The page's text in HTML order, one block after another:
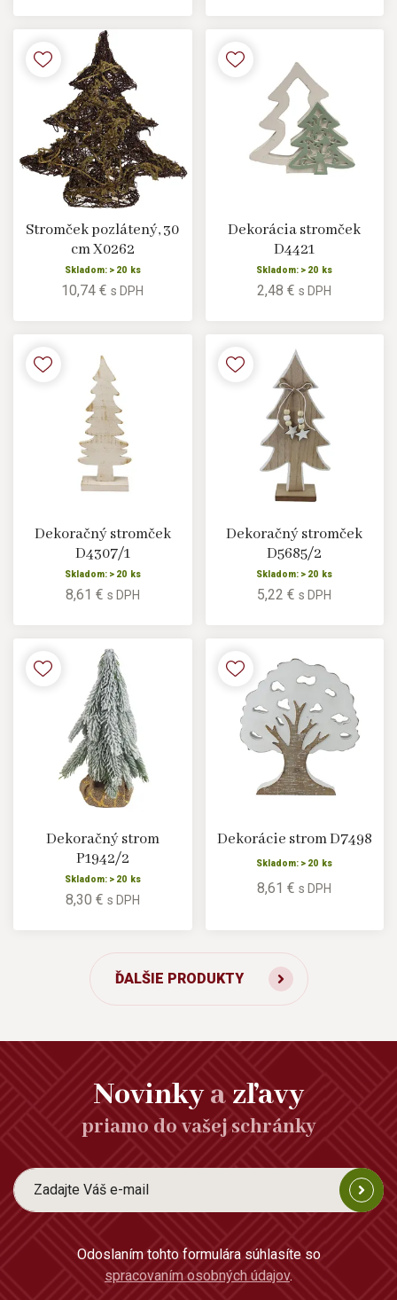
Stromček pozlátený, 30
cm X0262
Skladom: > 20 ks
10,74 €s DPH
Dekorácia stromček
D4421
Skladom: > 20 ks
2,48 €s DPH
Dekoračný stromček
D4307/1
Skladom: > 20 ks
8,61 € s DPH
Dekoračný stromček
D5685/2
Skladom: > 20 ks
5,22 €s DPH
Dekoračný strom
P1942/2
Skladom: > 20 ks
8,30 € s DPH
Dekorácie strom D7498
Skladom: > 20 ks
8,61 €s DPH
ĎALŠIE PRODUKTY
Novinkyazľavy
priamo do vašej schránky
Odoslaním tohto formulára súhlasíte so
spracovaním osobných údajov.